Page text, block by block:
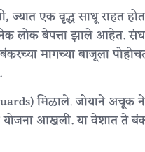
ज्यात एक वृद्ध साधू राहत
लोक बेपत्ता झाले आहेत.
मागच्या बाजूला
मिळाले. जोयाने
आखली. या वेशात ते